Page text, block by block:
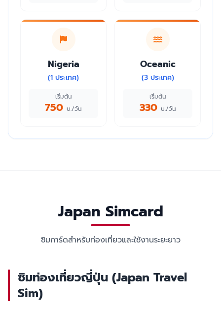
Nigeria
(1 ประเทศ)
เริ่มต้น
750 บ./วัน
Oceanic
(3 ประเทศ)
เริ่มต้น
330 บ./วัน
Japan Simcard
ซิมการ์ดสำหรับท่องเที่ยวและใช้งานระยะยาว
ซิมท่องเที่ยวญี่ปุ่น (Japan Travel
Sim)